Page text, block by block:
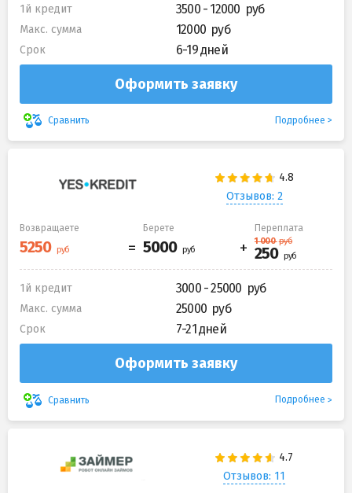
1й кредит 3500 - 12000
Макс. сумма 12000
Срок 6-19 дней
Оформить заявку
Сравнить Подробнее
Отзывов: 2
Возвращаете Берете Переплата
1й кредит 3000 - 25000
Макс. сумма 25000
Срок 7-21 дней
Оформить заявку
Сравнить Подробнее
Отзывов: 11